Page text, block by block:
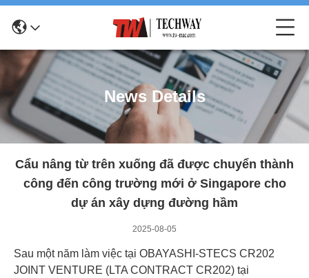
News Details
Cẩu nâng từ trên xuống đã được chuyển thành
công đến công trường mới ở Singapore cho
dự án xây dựng đường hầm
2025-08-05
Sau một năm làm việc tại OBAYASHI-STECS CR202
JOINT VENTURE (LTA CONTRACT CR202) tại